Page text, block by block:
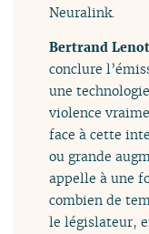
Neuralink.
Bertrand
conclure
une
violence
face à cette
ou grande
appelle à une
combien de
le législateur,